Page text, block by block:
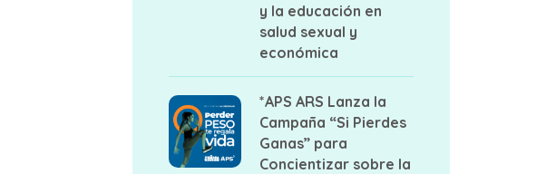
y la educación en
salud sexual y
económica
*APS ARS Lanza la
Campaña “Si Pierdes
Ganas” para
Concientizar sobre la